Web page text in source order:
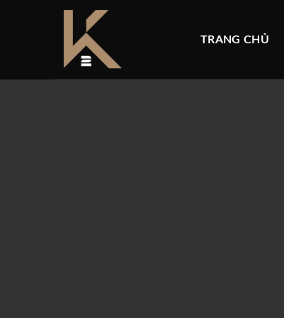
TRANG CHỦ